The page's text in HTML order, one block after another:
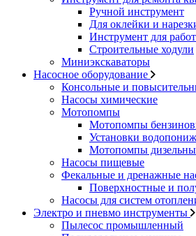
Ручной инструмент
Для оклейки и
Инструмент для
Строительные ходули
Миниэкскаваторы
Насосное оборудование
Консольные и
Насосы химические
Мотопомпы
Мотопомпы
Установки
Мотопомпы
Насосы пищевые
Фекальные и дренажные
Поверхностные и
Насосы для систем
Электро и пневмо инструменты
Пылесос промышленный